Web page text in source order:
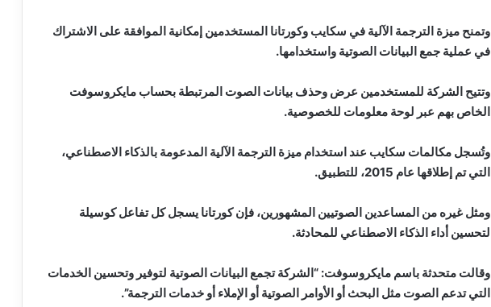
وتمنح ميزة الترجمة الآلية في سكايب وكورتانا المستخدمين إمكانية الموافقة على الاشتراك
في عملية جمع البيانات الصوتية واستخدامها.
وتتيح الشركة للمستخدمين عرض وحذف بيانات الصوت المرتبطة بحساب مايكروسوفت
الخاص بهم عبر لوحة معلومات للخصوصية.
وتُسجل مكالمات سكايب عند استخدام ميزة الترجمة الآلية المدعومة بالذكاء الاصطناعي،
التي تم إطلاقها عام 2015، للتطبيق.
ومثل غيره من المساعدين الصوتيين المشهورين، فإن كورتانا يسجل كل تفاعل كوسيلة
لتحسين أداء الذكاء الاصطناعي للمحادثة.
وقالت متحدثة باسم مايكروسوفت: “الشركة تجمع البيانات الصوتية لتوفير وتحسين الخدمات
التي تدعم الصوت مثل البحث أو الأوامر الصوتية أو الإملاء أو خدمات الترجمة”.